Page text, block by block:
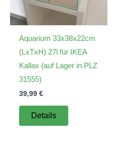
Aquarium 33x38x22cm
(LxTxH) 27l für IKEA
Kallax (auf Lager in PLZ
31555)
39,99 €
Details